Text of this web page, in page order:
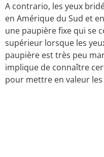
A contrario, les yeux
en Amérique du Sud et
une paupière fixe qui se
supérieur lorsque les
paupière est très peu
implique de connaître
pour mettre en valeur